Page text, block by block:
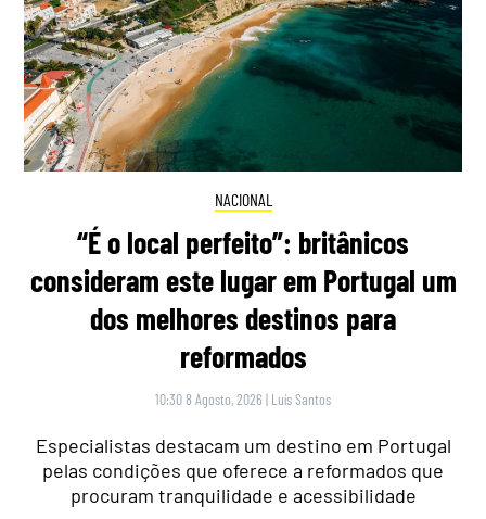
NACIONAL
“É o local perfeito”: britânicos
consideram este lugar em Portugal um
dos melhores destinos para
reformados
10:30 8 Agosto, 2026 | Luís Santos
Especialistas destacam um destino em Portugal
pelas condições que oferece a reformados que
procuram tranquilidade e acessibilidade